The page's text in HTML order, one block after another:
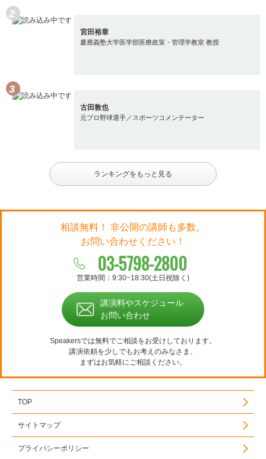
宮田裕章
慶應義塾大学医学部医療政策・管理学教室 教授
古田敦也
元プロ野球選手／スポーツコメンテーター
ランキングをもっと見る
相談無料！ 非公開の講師も多数。
お問い合わせください！
03-5798-2800
営業時間：9:30~18:30(土日祝除く)
講演料やスケジュール
お問い合わせ
Speakersでは無料でご相談をお受けしております。
講演依頼を少しでもお考えのみなさま、
まずはお気軽にご相談ください。
TOP
サイトマップ
プライバシーポリシー